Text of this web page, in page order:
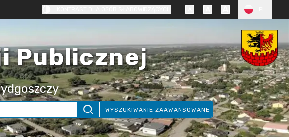
Publicznej
WYSZUKIWANIE ZAAWANSOWANE